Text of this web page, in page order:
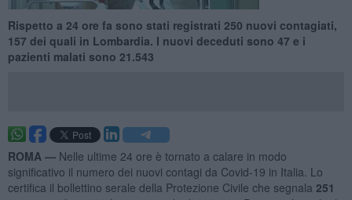
Rispetto a 24 ore fa sono stati registrati 250 nuovi contagiati,
157 dei quali in Lombardia. I nuovi deceduti sono 47 e i
pazienti malati sono 21.543
ROMA — Nelle ultime 24 ore è tornato a calare in modo
significativo il numero dei nuovi contagi da Covid-19 in Italia. Lo
certifica il bollettino serale della Protezione Civile che segnala 251